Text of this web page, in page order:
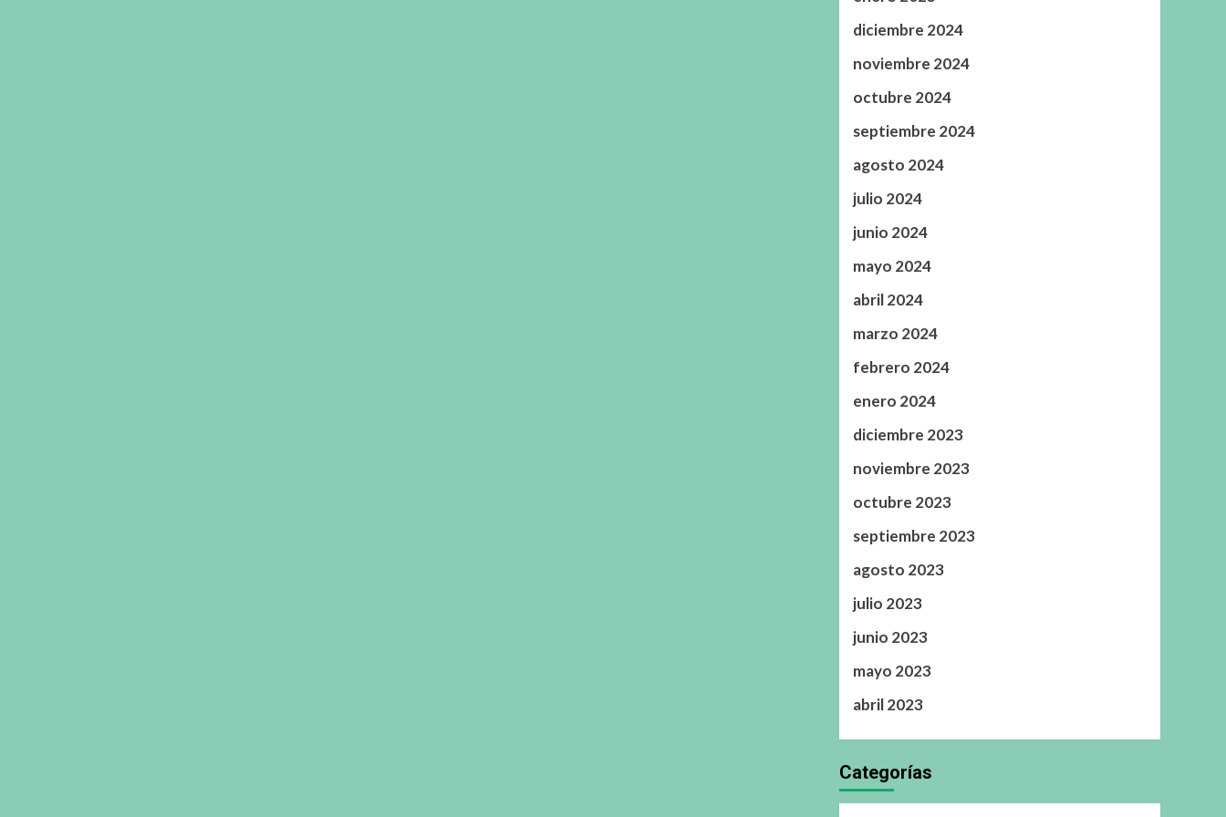
diciembre 2024
noviembre 2024
octubre 2024
septiembre 2024
agosto 2024
julio 2024
junio 2024
mayo 2024
abril 2024
marzo 2024
febrero 2024
enero 2024
diciembre 2023
noviembre 2023
octubre 2023
septiembre 2023
agosto 2023
julio 2023
junio 2023
mayo 2023
abril 2023
Categorías